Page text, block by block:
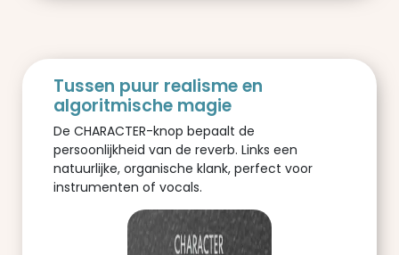
Tussen puur realisme en
algoritmische magie
De CHARACTER-knop bepaalt de
persoonlijkheid van de reverb. Links een
natuurlijke, organische klank, perfect voor
instrumenten of vocals.